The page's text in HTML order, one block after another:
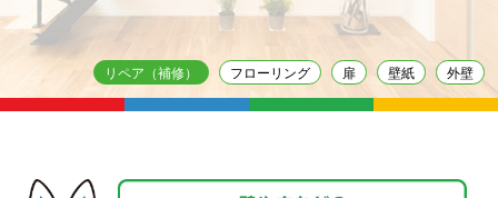
リペア（補修） フローリング 扉 壁紙 外壁